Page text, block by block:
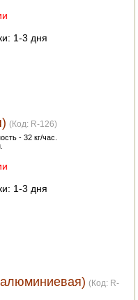
1-3 дня
(Код: R-126)
- 32 кг/час.
1-3 дня
(Код: R-